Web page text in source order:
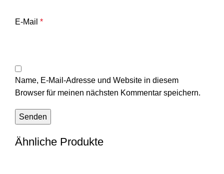
E-Mail *
Name, E-Mail-Adresse und Website in diesem
Browser für meinen nächsten Kommentar speichern.
Ähnliche Produkte